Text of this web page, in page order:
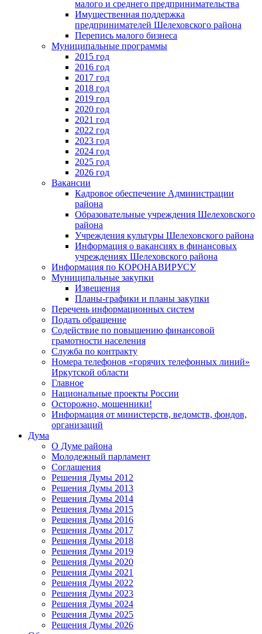
малого и среднего предпринимательства
Имущественная поддержка
предпринимателей Шелеховского района
Перепись малого бизнеса
Муниципальные программы
2015 год
2016 год
2017 год
2018 год
2019 год
2020 год
2021 год
2022 год
2023 год
2024 год
2025 год
2026 год
Вакансии
Кадровое обеспечение Администрации
района
Образовательные учреждения Шелеховского
района
Учреждения культуры Шелеховского района
Информация о вакансиях в финансовых
учреждениях Шелеховского района
Информация по КОРОНАВИРУСУ
Муниципальные закупки
Извещения
Планы-графики и планы закупки
Перечень информационных систем
Подать обращение
Содействие по повышению финансовой
грамотности населения
Служба по контракту
Номера телефонов «горячих телефонных линий»
Иркутской области
Главное
Национальные проекты России
Осторожно, мошенники!
Информация от министерств, ведомств, фондов,
организаций
Дума
О Думе района
Молодежный парламент
Соглашения
Решения Думы 2012
Решения Думы 2013
Решения Думы 2014
Решения Думы 2015
Решения Думы 2016
Решения Думы 2017
Решения Думы 2018
Решения Думы 2019
Решения Думы 2020
Решения Думы 2021
Решения Думы 2022
Решения Думы 2023
Решения Думы 2024
Решения Думы 2025
Решения Думы 2026